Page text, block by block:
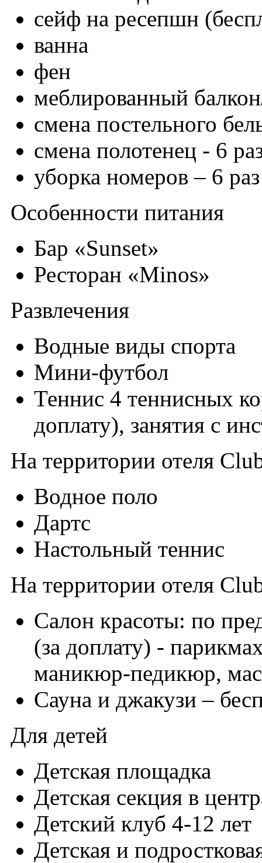
сейф на ресепшн
ванна
фен
меблированный
смена постельного
смена полотенец - 6
уборка номеров – 6
Особенности питания
Бар «Sunset»
Ресторан «Minos»
Развлечения
Водные виды спорта
Мини-футбол
Теннис 4 теннисных
доплату), занятия с
На территории отеля
Водное поло
Дартс
Настольный теннис
На территории отеля
Салон красоты: по
(за доплату) -
маникюр-педикюр,
Сауна и джакузи –
Для детей
Детская площадка
Детская секция в
Детский клуб 4-12 лет
Детская и